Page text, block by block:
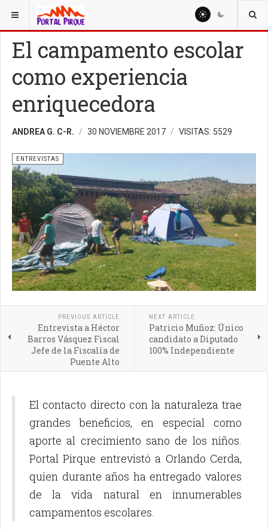
ESTÁ AQUÍ: ENTREVISTAS
El campamento escolar
como experiencia
enriquecedora
ANDREA G. C-R. 30 NOVIEMBRE 2017 VISITAS: 5529
ENTREVISTAS
PREVIOUS ARTICLE
Entrevista a Héctor
Barros Vásquez Fiscal
Jefe de la Fiscalía de
Puente Alto
NEXT ARTICLE
Patricio Muñoz: Único
candidato a Diputado
100% Independiente
El contacto directo con la naturaleza trae
grandes beneficios, en especial como
aporte al crecimiento sano de los niños.
Portal Pirque entrevistó a Orlando Cerda,
quien durante años ha entregado valores
de la vida natural en innumerables
campamentos escolares.